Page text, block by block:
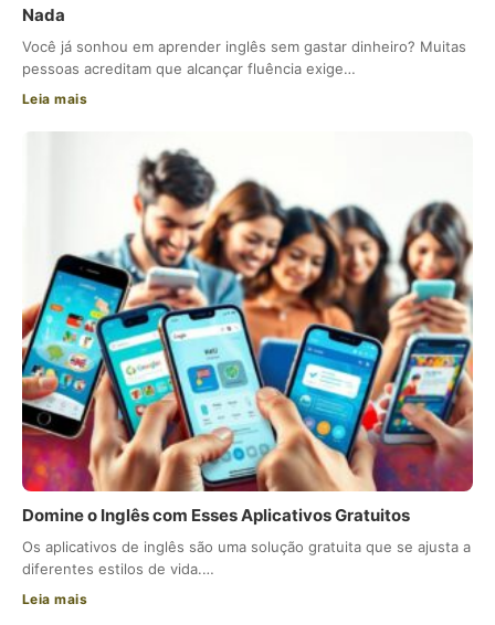
Nada
Você já sonhou em aprender inglês sem gastar dinheiro? Muitas
pessoas acreditam que alcançar fluência exige…
Leia mais
Domine o Inglês com Esses Aplicativos Gratuitos
Os aplicativos de inglês são uma solução gratuita que se ajusta a
diferentes estilos de vida.…
Leia mais